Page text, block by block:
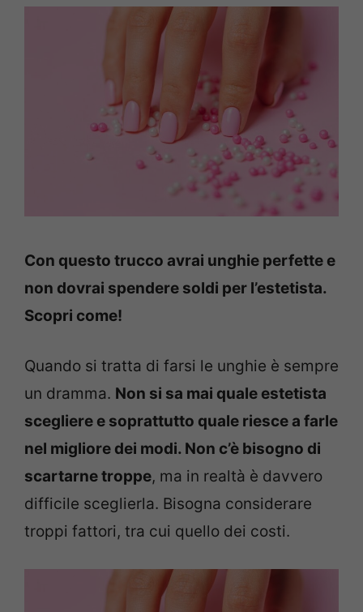
Con questo trucco avrai unghie perfette e
non dovrai spendere soldi per l’estetista.
Scopri come!
Quando si tratta di farsi le unghie è sempre
un dramma. Non si sa mai quale estetista
scegliere e soprattutto quale riesce a farle
nel migliore dei modi. Non c’è bisogno di
scartarne troppe, ma in realtà è davvero
difficile sceglierla. Bisogna considerare
troppi fattori, tra cui quello dei costi.